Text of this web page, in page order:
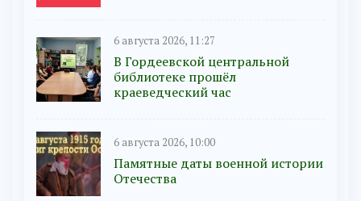
6 августа 2026, 11:27
В Гордеевской центральной
библиотеке прошёл
краеведческий час
6 августа 2026, 10:00
Памятные даты военной истории
Отечества